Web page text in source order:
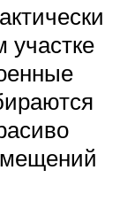
участке